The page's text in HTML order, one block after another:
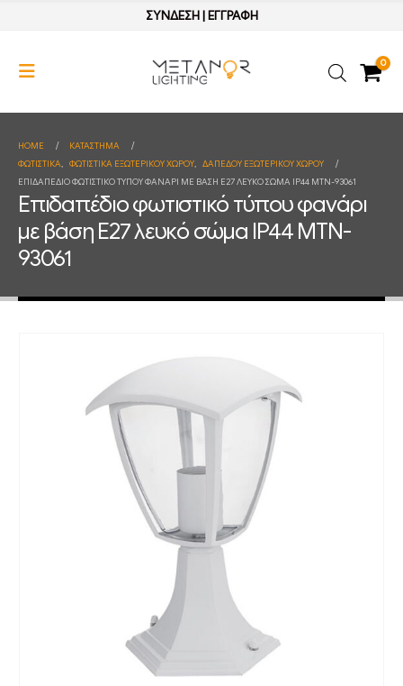
ΣΥΝΔΕΣΗ| ΕΓΓΡΑΦΗ
0
HOME
ΚΑΤΆΣΤΗΜΑ
ΦΩΤΙΣΤΙΚΑ, ΦΩΤΙΣΤΙΚΑ ΕΞΩΤΕΡΙΚΟΥ ΧΩΡΟΥ, ΔΑΠΕΔΟΥ ΕΞΩΤΕΡΙΚΟΥ ΧΩΡΟΥ
ΕΠΙΔΑΠΈΔΙΟ ΦΩΤΙΣΤΙΚΌ ΤΎΠΟΥ ΦΑΝΆΡΙ ΜΕ ΒΆΣΗ E27 ΛΕΥΚΌ ΣΏΜΑ IP44 MTN-93061
Επιδαπέδιο φωτιστικό τύπου φανάρι
με βάση E27 λευκό σώμα IP44 MTN-
93061